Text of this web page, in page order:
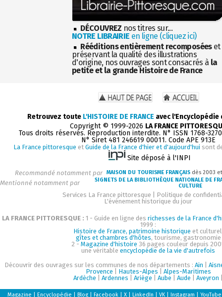
DÉCOUVREZ nos titres sur...
NOTRE LIBRAIRIE en ligne (cliquez ici)
Rééditions entièrement recomposéeset
préservant la qualité des illustrations
d'origine, nos ouvrages sont consacrés à la
petite et la grande Histoire de France
Retrouvez toute L'HISTOIRE DE FRANCE avec
Copyright © 1999-2026 LA FRANCE
Tous droits réservés. Reproduction interdite. N° ISSN 1768-
N° Siret 481 246619 00011. Code APE 913E
La France pittoresque et Guide de la France d'hier et d'aujourd'hui sont
Site déposé à l'INPI
Recommandé notamment par MAISON DU TOURISME FRANÇAIS dès 2003
Mentionné notamment par
SIGNETS DE LA BIBLIOTHÈQUE NATIONALE DE
CULTURE
Services La France pittoresque
Politique de
L'événement historique du jour
LA FRANCE PITTORESQUE : 1 - Guide en ligne des richesses de la France
1999 :
Histoire de France, patrimoine historique et
gîtes et chambres d'hôtes, tourisme, gastronomie
2 - Magazine d'histoire 36 pages couleur depuis
une véritableencyclopédie de la vie d'autrefois
Découvrir des ouvrages sur les communes de nos départements :Ain |
Provence
Hautes-Alpes
Alpes-Maritimes
Ardèche |Ardennes |Ariège |Aube |Aude |Aveyron
Magazine |Encyclopédie |Blog |Facebook |X |LinkedIn |VK |Instagram |YouTube